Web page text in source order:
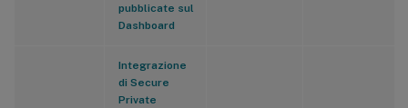
pubblicate sul
Dashboard
Integrazione
di Secure
Private